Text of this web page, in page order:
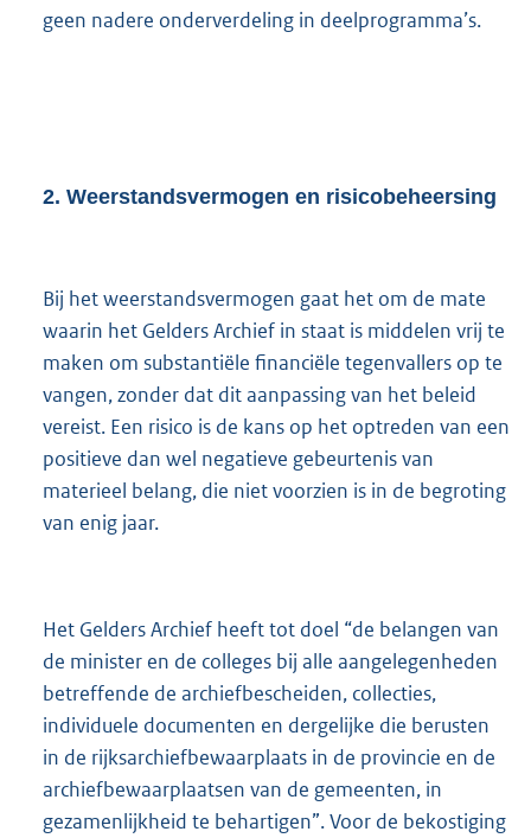
geen nadere onderverdeling in deelprogramma’s.
2. Weerstandsvermogen en risicobeheersing
Bij het weerstandsvermogen gaat het om de mate
waarin het Gelders Archief in staat is middelen vrij te
maken om substantiële financiële tegenvallers op te
vangen, zonder dat dit aanpassing van het beleid
vereist. Een risico is de kans op het optreden van een
positieve dan wel negatieve gebeurtenis van
materieel belang, die niet voorzien is in de begroting
van enig jaar.
Het Gelders Archief heeft tot doel “de belangen van
de minister en de colleges bij alle aangelegenheden
betreffende de archiefbescheiden, collecties,
individuele documenten en dergelijke die berusten
in de rijksarchiefbewaarplaats in de provincie en de
archiefbewaarplaatsen van de gemeenten, in
gezamenlijkheid te behartigen”. Voor de bekostiging